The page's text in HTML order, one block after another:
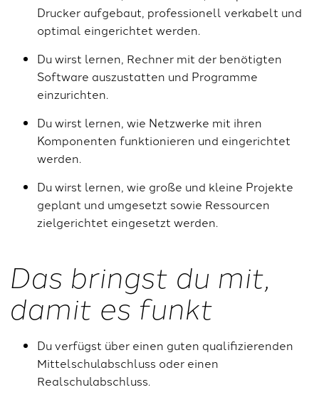
Drucker aufgebaut, professionell verkabelt und
optimal eingerichtet werden.
Du wirst lernen, Rechner mit der benötigten
Software auszustatten und Programme
einzurichten.
Du wirst lernen, wie Netzwerke mit ihren
Komponenten funktionieren und eingerichtet
werden.
Du wirst lernen, wie große und kleine Projekte
geplant und umgesetzt sowie Ressourcen
zielgerichtet eingesetzt werden.
Das bringst du mit,
damit es funkt
Du verfügst über einen guten qualifizierenden
Mittelschulabschluss oder einen
Realschulabschluss.